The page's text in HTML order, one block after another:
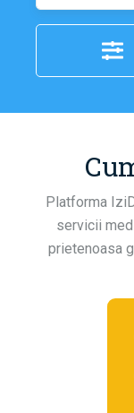
Platforma
servicii
prietenoasa